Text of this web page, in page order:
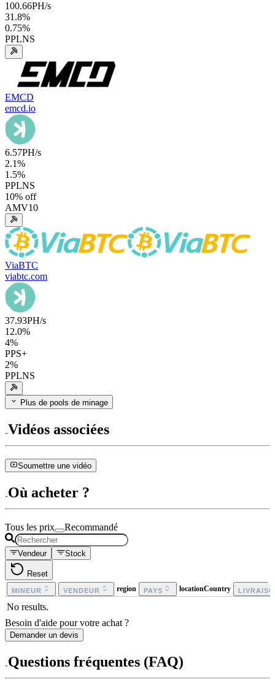
100.66PH/s
31.8%
0.75%
PPLNS
EMCD
emcd.io
6.57PH/s
2.1%
1.5%
PPLNS
10% off
AMV10
ViaBTC
viabtc.com
37.93PH/s
12.0%
4%
PPS+
2%
PPLNS
Plus de pools de minage
Vidéos associées
Soumettre une vidéo
Où acheter ?
Tous les prix Recommandé
Vendeur Stock
Reset
MINEUR VENDEUR region PAYS locationCountry
No results.
Besoin d'aide pour votre achat ?
Demander un devis
Questions fréquentes (FAQ)